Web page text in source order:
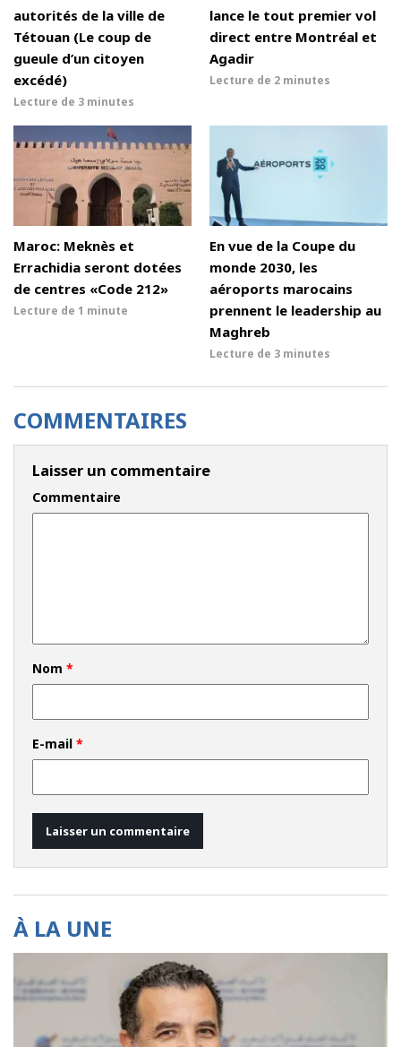
autorités de la ville de
Tétouan (Le coup de
gueule d’un citoyen
excédé)
Lecture de 3 minutes
lance le tout premier vol
direct entre Montréal et
Agadir
Lecture de 2 minutes
Maroc: Meknès et
Errachidia seront dotées
de centres «Code 212»
Lecture de 1 minute
En vue de la Coupe du
monde 2030, les
aéroports marocains
prennent le leadership au
Maghreb
Lecture de 3 minutes
COMMENTAIRES
Laisser un commentaire
Commentaire
Nom *
E-mail *
À LA UNE